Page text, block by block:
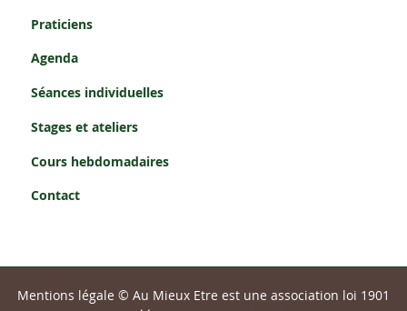
Praticiens
Agenda
Séances individuelles
Stages et ateliers
Cours hebdomadaires
Contact
Mentions légale © Au Mieux Etre est une association loi 1901